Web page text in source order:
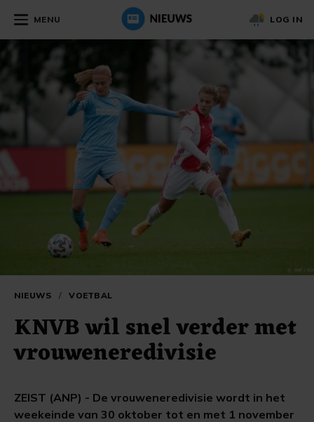
MENU LOG IN
NIEUWS / VOETBAL
KNVB wil snel verder met
vrouweneredivisie
ZEIST (ANP) - De vrouweneredivisie wordt in het
weekeinde van 30 oktober tot en met 1 november